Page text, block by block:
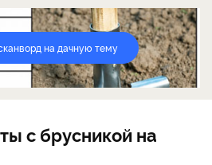
на дачную тему
с брусникой на